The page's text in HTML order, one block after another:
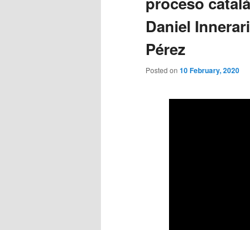
Daniel
Pérez
Posted on 10 February, 2020